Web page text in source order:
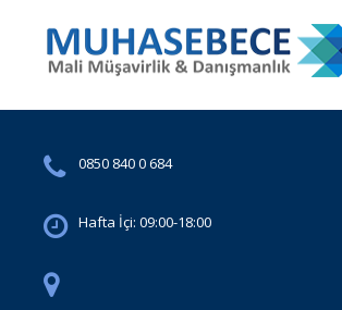
0850 840 0 684
Hafta İçi: 09:00-18:00